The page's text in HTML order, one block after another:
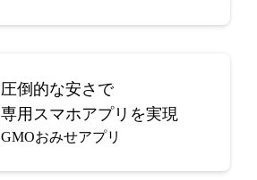
圧倒的な安さで
専用スマホアプリを実現
GMOおみせアプリ